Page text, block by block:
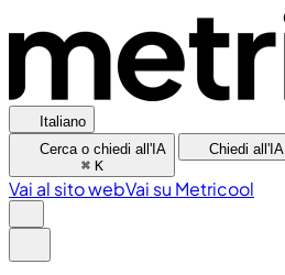
Italiano
Cerca o chiedi all'IA
⌘ K
Chiedi all'IA
Vai al sito webVai su Metricool